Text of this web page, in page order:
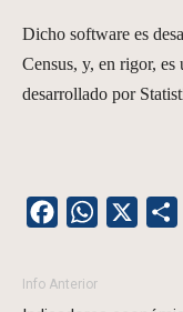
Dicho software es
Census, y, en rigor,
desarrollado por
FacebookWhatsApp
Info Anterior